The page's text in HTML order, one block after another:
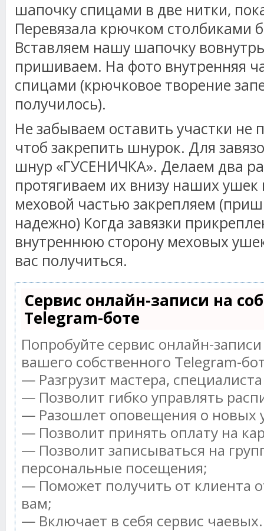
шапочку спицами в две нитки,
Перевязала крючком столбиками
Вставляем нашу шапочку
пришиваем. На фото внутренняя
спицами (крючковое творение
получилось).
Не забываем оставить участки не
чтоб закрепить шнурок. Для
шнур «ГУСЕНИЧКА». Делаем два
протягиваем их внизу наших
меховой частью закрепляем
надежно) Когда завязки
внутреннюю сторону меховых
вас получиться.
Сервис онлайн-записи на
Telegram-боте
Попробуйте сервис онлайн-
вашего собственного Telegram-
— Разгрузит мастера,
— Позволит гибко управлять
— Разошлет оповещения о новых
— Позволит принять оплату на
— Позволит записываться на
персональные посещения;
— Поможет получить от клиента
вам;
— Включает в себя сервис чаевых.